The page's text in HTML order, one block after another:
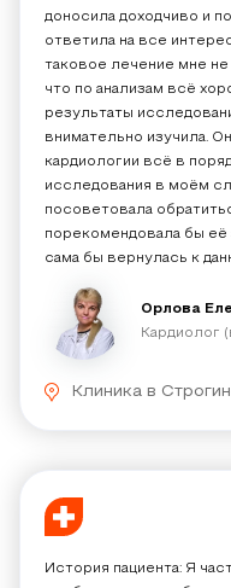
доносила доходчиво и
ответила на все
таковое лечение мне не
что по анализам​ всё
результаты
внимательно изучила.
кардиологии всё в
исследования в моём
посоветовала
порекомендовала бы её
сама бы вернулась к
Орлова
Кардиолог
Клиника в
История пациента: Я